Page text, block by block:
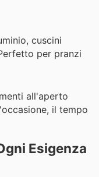
cuscini
per pranzi
all'aperto
il tempo
Esigenza